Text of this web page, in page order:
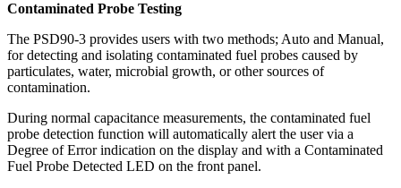
Contaminated Probe Testing
The PSD90-3 provides users with two methods; Auto and Manual,
for detecting and isolating contaminated fuel probes caused by
particulates, water, microbial growth, or other sources of
contamination.
During normal capacitance measurements, the contaminated fuel
probe detection function will automatically alert the user via a
Degree of Error indication on the display and with a Contaminated
Fuel Probe Detected LED on the front panel.